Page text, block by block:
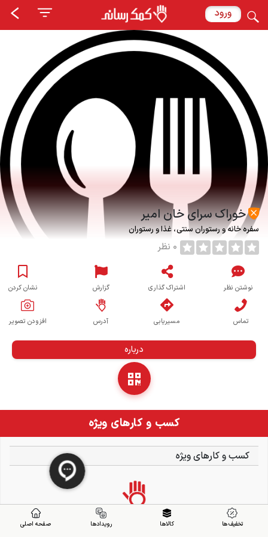
ورود
خوراک سرای خان امیر
سفره خانه و رستوران سنتی غذا و رستوران
0 نظر
نوشتن نظر اشتراک گذاری گزارش نشان کردن
تماس مسیریابی آدرس افزودن تصویر
درباره
کسب و کارهای ویژه
کسب و کارهای ویژه
تخفیف ها کالاها رویدادها صفحه اصلی